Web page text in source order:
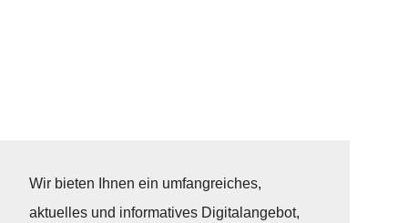
Wir bieten Ihnen ein umfangreiches,
aktuelles und informatives Digitalangebot,